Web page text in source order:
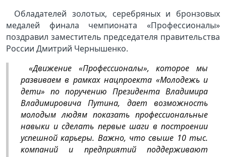
Обладателей золотых, серебряных и бронзовых
медалей финала чемпионата «Профессионалы»
поздравил заместитель председателя правительства
России Дмитрий Чернышенко.
«Движение «Профессионалы», которое мы
развиваем в рамках нацпроекта «Молодежь и
дети» по поручению Президента Владимира
Владимировича Путина, дает возможность
молодым людям показать профессиональные
навыки и сделать первые шаги в построении
успешной карьеры. Важно, что свыше 10 тыс.
компаний и предприятий поддерживают